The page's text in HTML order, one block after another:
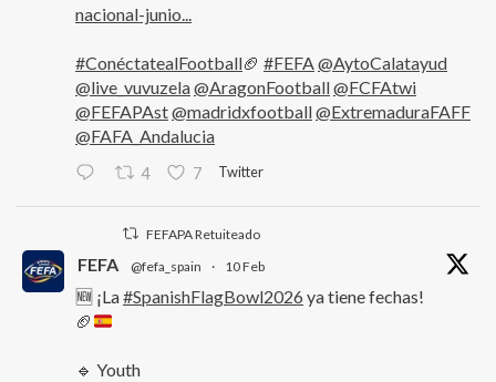
nacional-junio...
#ConéctatealFootball🏈 #FEFA@AytoCalatayud
@live_vuvuzela@AragonFootball@FCFAtwi
@FEFAPAst@madridxfootball@ExtremaduraFAFF
@FAFA_Andalucia
4 7 Twitter
FEFAPA Retuiteado
FEFA @fefa_spain · 10 Feb
🆕 ¡La#SpanishFlagBowl2026 ya tiene fechas!
🏈
🔹 Youth